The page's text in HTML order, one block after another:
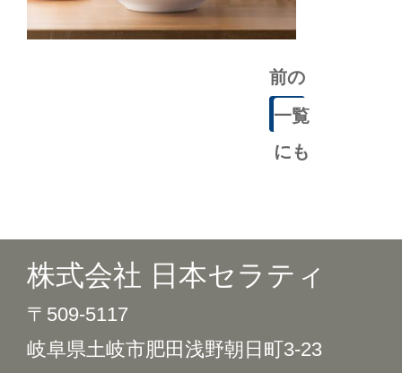
前の
記事
一覧
にも
株式会社 日本セラティ
〒509-5117
岐阜県土岐市肥田浅野朝日町3-23